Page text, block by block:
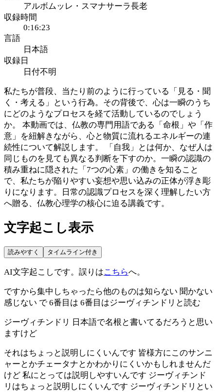
アルボムッレ・スマナサーラ長老
収録時間
0:16:23
言語
日本語
収録日
日付不明
私たちが普段、当たり前のように行っている「見る・聞
く・考える」という行為。その背後で、心は一瞬のうち
にどのようなプロセスを経て活動しているのでしょう
か。 本動画では、仏教の専門用語である「命根」や「作
意」を紐解きながら、心と物質に流れるエネルギーの連
続性について解説します。 「自我」とは何か、なぜ人は
同じものを見ても異なる判断を下すのか。一瞬の認識の
積み重ねに隠された「7つの心素」の働きを知ること
で、私たちが陥りやすい妄想や思い込みの正体が浮き彫
りになります。日常の認識プロセスを深く理解したい方
へ贈る、仏教心理学の核心に迫る講義です。
文字起こし表示
読みやすく タイムライン付き
AI文字起こしです。誤りはこちらへ。
ですから集中しちゃったら他のものは知らない 聞かない
感じない で 6番目は 6番目はジーヴィチンドリと読む
ジーヴィチンドリ 日本語で名根と書いてるだろうと思い
ますけど
それはちょっと説明しにくいんです 皆様方にこのサンニ
ャーとかチェータナとかわかりにくいかもしれませんだ
けど 私にとっては説明しやすいんです ジーヴィチンド
リはちょっと説明しにくいんです ジーヴィチンドリとい